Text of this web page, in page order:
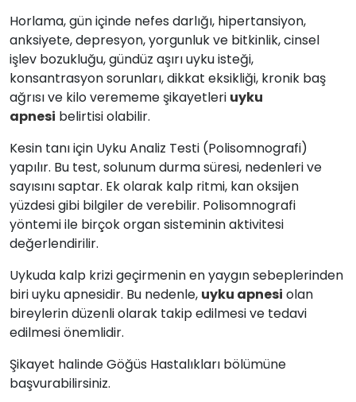
Horlama, gün içinde nefes darlığı, hipertansiyon,
anksiyete, depresyon, yorgunluk ve bitkinlik, cinsel
işlev bozukluğu, gündüz aşırı uyku isteği,
konsantrasyon sorunları, dikkat eksikliği, kronik baş
ağrısı ve kilo verememe şikayetleri uyku
apnesi belirtisi olabilir.
Kesin tanı için Uyku Analiz Testi (Polisomnografi)
yapılır. Bu test, solunum durma süresi, nedenleri ve
sayısını saptar. Ek olarak kalp ritmi, kan oksijen
yüzdesi gibi bilgiler de verebilir. Polisomnografi
yöntemi ile birçok organ sisteminin aktivitesi
değerlendirilir.
Uykuda kalp krizi geçirmenin en yaygın sebeplerinden
biri uyku apnesidir. Bu nedenle, uyku apnesi olan
bireylerin düzenli olarak takip edilmesi ve tedavi
edilmesi önemlidir.
Şikayet halinde Göğüs Hastalıkları bölümüne
başvurabilirsiniz.